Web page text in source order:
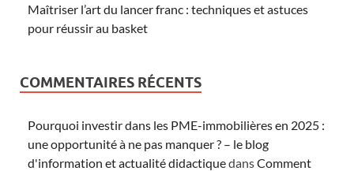
Maîtriser l’art du lancer franc : techniques et astuces
pour réussir au basket
COMMENTAIRES RÉCENTS
Pourquoi investir dans les PME-immobilières en 2025 :
une opportunité à ne pas manquer ? – le blog
d'information et actualité didactiquedansComment